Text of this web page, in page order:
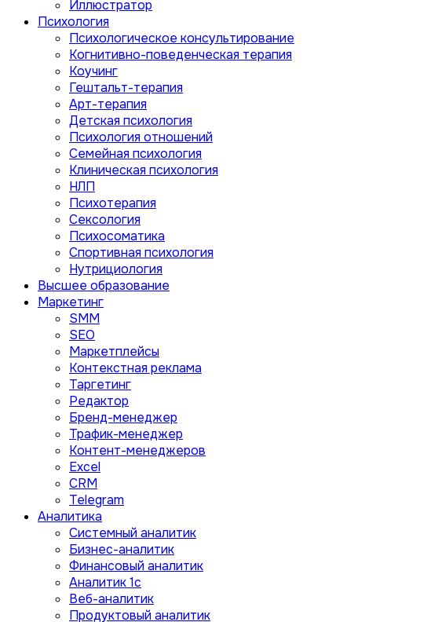
Иллюстратор
Психология
Психологическое консультирование
Когнитивно-поведенческая терапия
Коучинг
Гештальт-терапия
Арт-терапия
Детская психология
Психология отношений
Семейная психология
Клиническая психология
НЛП
Психотерапия
Сексология
Психосоматика
Спортивная психология
Нутрициология
Высшее образование
Маркетинг
SMM
SEO
Маркетплейсы
Контекстная реклама
Таргетинг
Редактор
Бренд-менеджер
Трафик-менеджер
Контент-менеджеров
Excel
CRM
Telegram
Аналитика
Системный аналитик
Бизнес-аналитик
Финансовый аналитик
Aналитик 1с
Веб-аналитик
Продуктовый аналитик